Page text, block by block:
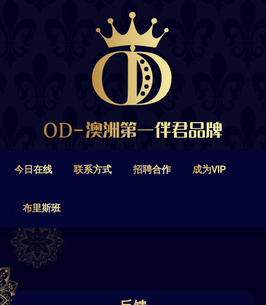
今日在线 联系方式 招聘合作 成为VIP
布里斯班
联系方式 招聘合作
布里斯班